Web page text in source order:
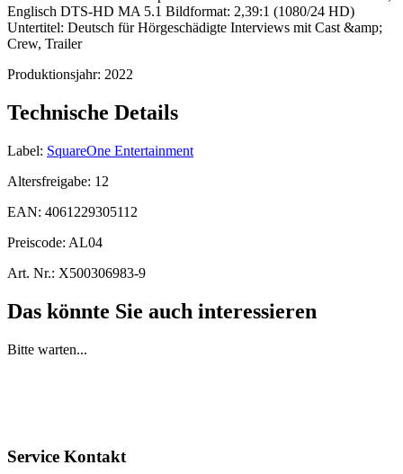
Englisch DTS-HD MA 5.1 Bildformat: 2,39:1 (1080/24 HD)
Untertitel: Deutsch für Hörgeschädigte Interviews mit Cast &amp;
Crew, Trailer
Produktionsjahr: 2022
Technische Details
Label: SquareOne Entertainment
Altersfreigabe: 12
EAN: 4061229305112
Preiscode: AL04
Art. Nr.: X500306983-9
Das könnte Sie auch interessieren
Bitte warten...
Service Kontakt